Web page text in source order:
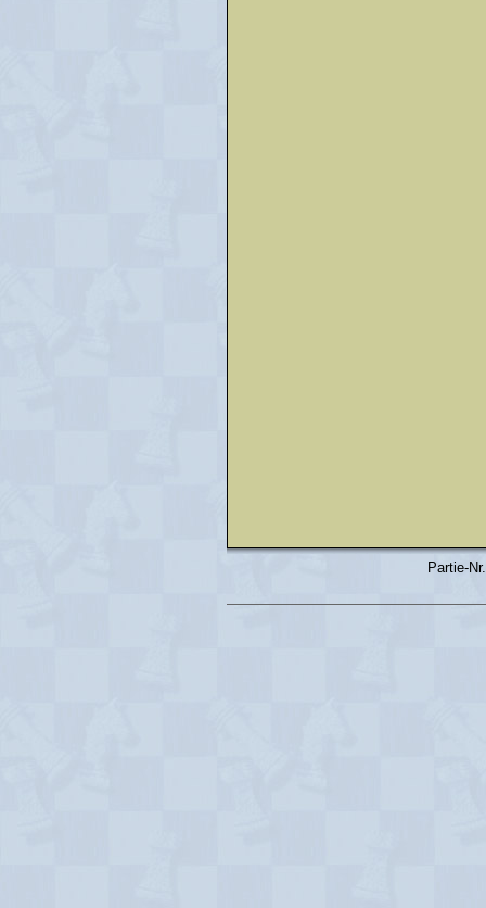
Partie-